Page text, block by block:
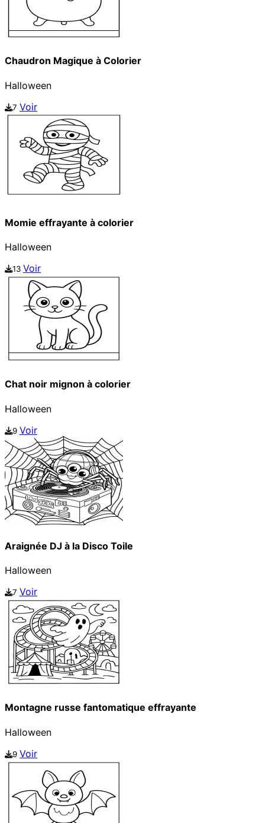
Chaudron Magique à Colorier
Halloween
7 Voir
Momie effrayante à colorier
Halloween
13 Voir
Chat noir mignon à colorier
Halloween
9 Voir
Araignée DJ à la Disco Toile
Halloween
7 Voir
Montagne russe fantomatique effrayante
Halloween
9 Voir